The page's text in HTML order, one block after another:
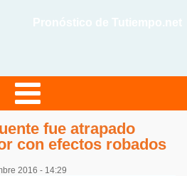
fue atrapado
con efectos robados
2016 - 14:29